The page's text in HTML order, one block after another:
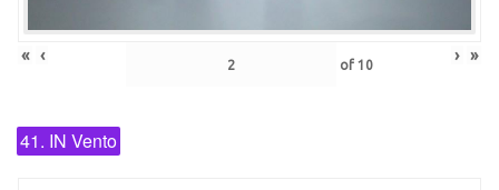
« ‹ of 10 › »
41. IN Vento